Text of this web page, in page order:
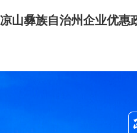
凉山彝族自治州企业优惠